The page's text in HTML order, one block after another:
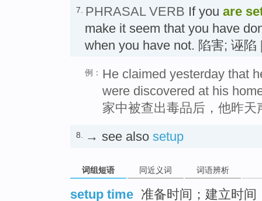
7. PHRASAL VERB If you are
make it seem that you have
when you have not. 陷害; 诬陷
例： He claimed yesterday that
were discovered at his
家中被查出毒品后，他昨天
8. → see also setup
词组短语 同近义词 词语辨析
setup time 准备时间；建立时间